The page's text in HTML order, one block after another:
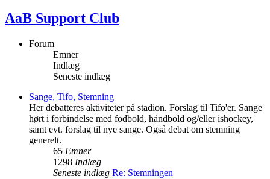
AaB Support Club
Forum
Emner
Indlæg
Seneste indlæg
Sange, Tifo, Stemning
Her debatteres aktiviteter på stadion. Forslag til Tifo'er. Sange
hørt i forbindelse med fodbold, håndbold og/eller ishockey,
samt evt. forslag til nye sange. Også debat om stemning
generelt.
65 Emner
1298 Indlæg
Seneste indlæg Re: Stemningen